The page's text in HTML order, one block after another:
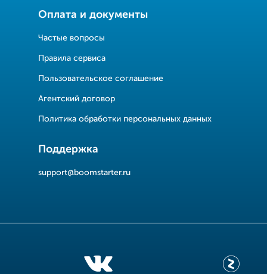
Оплата и документы
Частые вопросы
Правила сервиса
Пользовательское соглашение
Агентский договор
Политика обработки персональных данных
Поддержка
support@boomstarter.ru